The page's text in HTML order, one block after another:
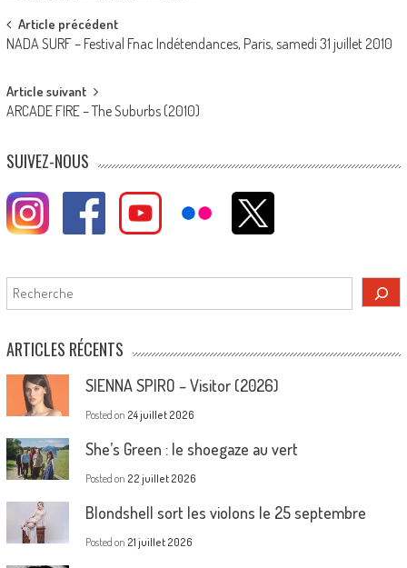
Post
navigation
Article précédent
NADA SURF – Festival Fnac Indétendances, Paris, samedi 31 juillet 2010
Article suivant
ARCADE FIRE – The Suburbs (2010)
SUIVEZ-NOUS
Rechercher
ARTICLES RÉCENTS
SIENNA SPIRO – Visitor (2026)
Posted on 24 juillet 2026
She’s Green : le shoegaze au vert
Posted on 22 juillet 2026
Blondshell sort les violons le 25 septembre
Posted on 21 juillet 2026